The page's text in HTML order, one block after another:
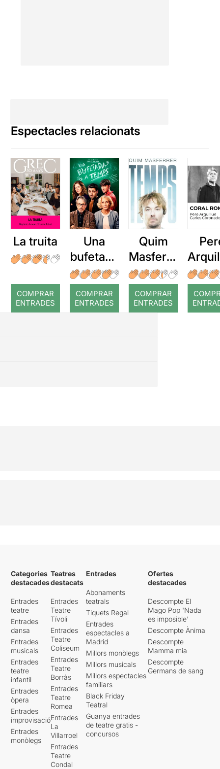
Espectacles relacionats
La truita
COMPRAR
ENTRADES
Una
bufetada
a temps
COMPRAR
ENTRADES
Quim
Masferre
r: Temps
COMPRAR
ENTRADES
:
Categories
destacades
Entrades
teatre
Entrades
dansa
Entrades
musicals
Entrades
teatre
infantil
Entrades
òpera
Entrades
improvisació
Entrades
monòlegs
Teatres
destacats
Entrades
Teatre
Tívoli
Entrades
Teatre
Coliseum
Entrades
Teatre
Borràs
Entrades
Teatre
Romea
Entrades
La
Villarroel
Entrades
Teatre
Condal
Entrades
Abonaments
teatrals
Tiquets Regal
Entrades
espectacles a
Madrid
Millors monòlegs
Millors musicals
Millors espectacles
familiars
Black Friday
Teatral
Guanya entrades
de teatre gratis -
concursos
Ofertes
destacades
Descompte El
Mago Pop 'Nada
es imposible'
Descompte Ànima
Descompte
Mamma mia
Descompte
Germans de sang